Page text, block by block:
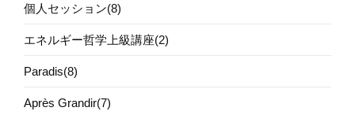
個人セッション(8)
エネルギー哲学上級講座(2)
Paradis(8)
Après Grandir(7)